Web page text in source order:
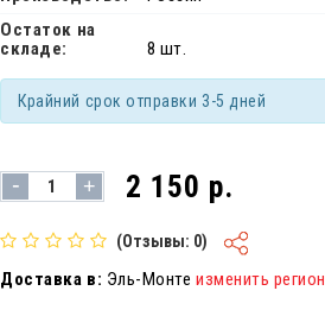
Остаток на
складе:
8 шт.
Крайний срок отправки 3-5 дней
- + 2 150 р.
(Отзывы: 0)
Доставка в: Эль-Монте изменить регион